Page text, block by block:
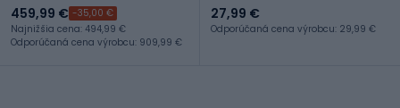
459,99 € -35,00 €
Najnižšia cena: 494,99 €
Odporúčaná cena výrobcu: 909,99 €
27,99 €
Odporúčaná cena výrobcu: 29,99 €